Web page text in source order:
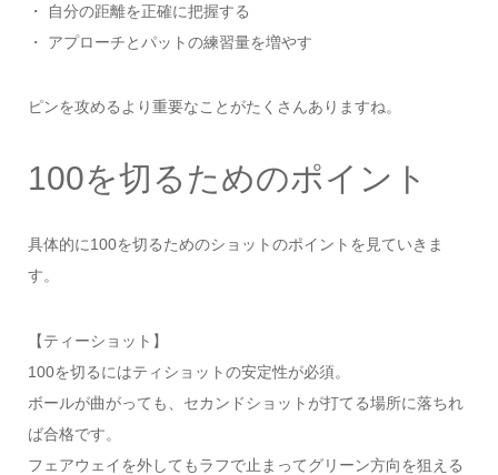
・ 自分の距離を正確に把握する
・ アプローチとパットの練習量を増やす
ピンを攻めるより重要なことがたくさんありますね。
100を切るためのポイント
具体的に100を切るためのショットのポイントを見ていきま
す。
【ティーショット】
100を切るにはティショットの安定性が必須。
ボールが曲がっても、セカンドショットが打てる場所に落ちれ
ば合格です。
フェアウェイを外してもラフで止まってグリーン方向を狙える